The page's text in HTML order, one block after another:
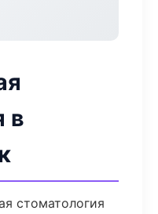
в
стоматология